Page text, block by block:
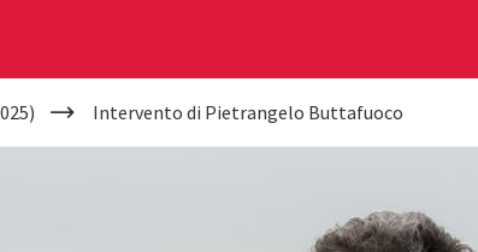
Intervento di Pietrangelo Buttafuoco